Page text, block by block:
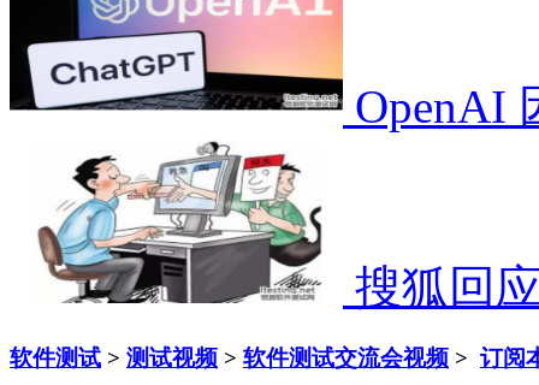
OpenAI
搜狐回
软件测试 > 测试视频 > 软件测试交流会视频 > 订阅